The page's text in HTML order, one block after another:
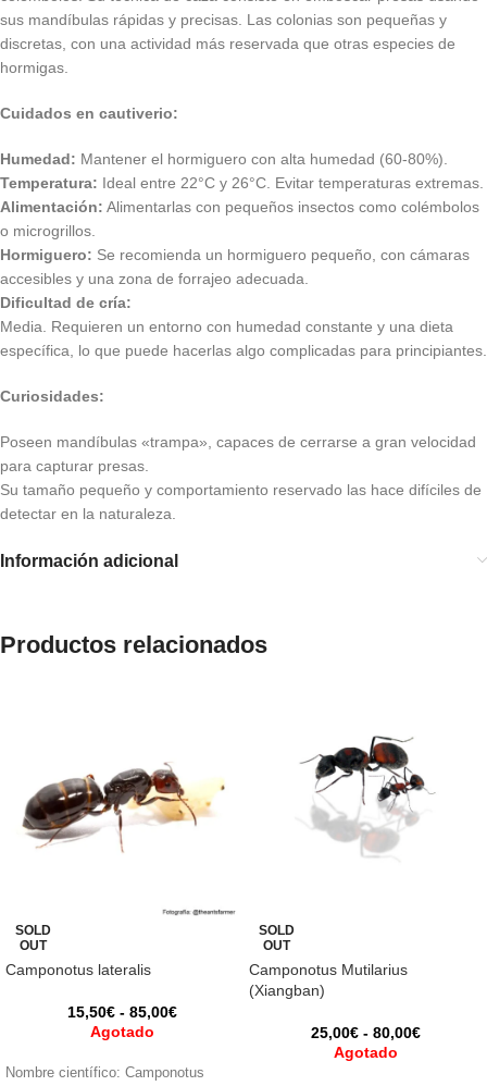
sus mandíbulas rápidas y precisas. Las colonias son pequeñas y
discretas, con una actividad más reservada que otras especies de
hormigas.
Cuidados en cautiverio:
Humedad: Mantener el hormiguero con alta humedad (60-80%).
Temperatura: Ideal entre 22°C y 26°C. Evitar temperaturas extremas.
Alimentación: Alimentarlas con pequeños insectos como colémbolos
o microgrillos.
Hormiguero: Se recomienda un hormiguero pequeño, con cámaras
accesibles y una zona de forrajeo adecuada.
Dificultad de cría:
Media. Requieren un entorno con humedad constante y una dieta
específica, lo que puede hacerlas algo complicadas para principiantes.
Curiosidades:
Poseen mandíbulas «trampa», capaces de cerrarse a gran velocidad
para capturar presas.
Su tamaño pequeño y comportamiento reservado las hace difíciles de
detectar en la naturaleza.
Información adicional
Productos relacionados
SOLD
OUT
Camponotus lateralis
15,50€ - 85,00€
Agotado
Nombre científico: Camponotus
SOLD
OUT
Camponotus Mutilarius
(Xiangban)
25,00€ - 80,00€
Agotado